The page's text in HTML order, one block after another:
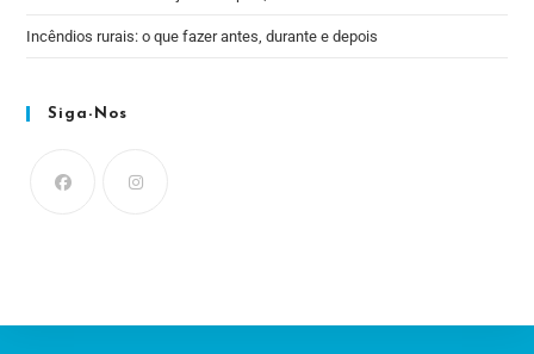
Incêndios rurais: o que fazer antes, durante e depois
Siga-Nos